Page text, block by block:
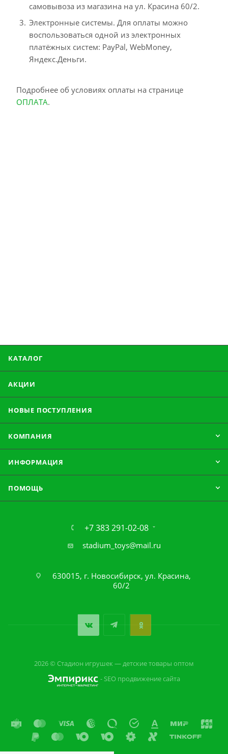
самовывоза из магазина на ул. Красина 60/2.
Электронные системы. Для оплаты можно
воспользоваться одной из электронных
платёжных систем: PayPal, WebMoney,
Яндекс.Деньги.
Подробнее об условиях оплаты на странице
ОПЛАТА.
КАТАЛОГ
АКЦИИ
НОВЫЕ ПОСТУПЛЕНИЯ
КОМПАНИЯ
ИНФОРМАЦИЯ
ПОМОЩЬ
+7 383 291-02-08
stadium_toys@mail.ru
630015, г. Новосибирск, ул. Красина,
60/2
2026 © Стадион игрушек — детские товары оптом
- SEO продвижение сайта